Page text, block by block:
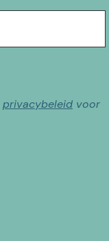
privacybeleid voor